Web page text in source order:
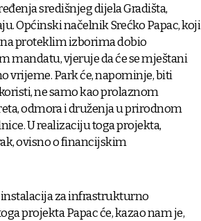
središnjeg dijela Gradišta,
Općinski načelnik Srećko Papac, koji
proteklim izborima dobio
mandatu, vjeruje da će se mještani
vrijeme. Park će, napominje, biti
ne samo kao prolaznom
odmora i druženja u prirodnom
U realizaciju toga projekta,
ovisno o financijskim
za infrastrukturno
projekta Papac će, kazao nam je,